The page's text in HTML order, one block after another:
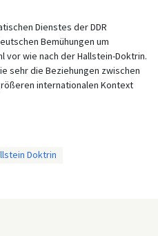
Dienstes der DDR
Bemühungen um
vor wie nach der Hallstein-Doktrin.
sehr die Beziehungen zwischen
internationalen Kontext
Doktrin